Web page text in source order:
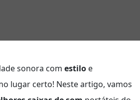
sonora com estilo e
lugar certo! Neste artigo, vamos